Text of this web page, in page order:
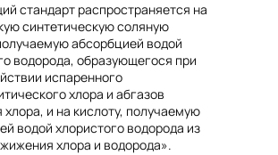
стандарт распространяется на
синтетическую соляную
абсорбцией водой
водорода, образующегося при
испаренного
хлора и абгазов
и на кислоту, получаемую
водой хлористого водорода из
хлора и водорода».